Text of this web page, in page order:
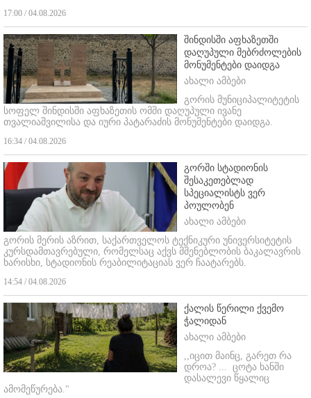
17:00 / 04.08.2026
შინდისში აფხაზეთში
დაღუპული მებრძოლების
მონუმენტები დაიდგა
ახალი ამბები
გორის მუნიციპალიტეტის
სოფელ შინდისში აფხაზეთის ომში დაღუპული ივანე
თვალიაშვილისა და იური პატარაძის მონუმენტები დაიდგა.
16:34 / 04.08.2026
გორში სტადიონის
შესაკეთებლად
სპეციალისტს ვერ
პოულობენ
ახალი ამბები
გორის მერის აზრით, საქართველოს ტექნიკური უნივერსიტეტის
კურსდამთავრებული, რომელსაც აქვს მშენებლობის ბაკალავრის
ხარისხი, სტადიონის რეაბილიტაციას ვერ ჩაატარებს.
14:54 / 04.08.2026
ქალის წერილი ქვემო
ჭალიდან
ახალი ამბები
,,იცით მაინც, გარეთ რა
დროა? ... ცოტა ხანში
დასალევი წყალიც
ამომეწურება."